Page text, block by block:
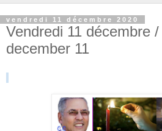
vendredi 11 décembre 2020
Vendredi 11 décembre
december 11